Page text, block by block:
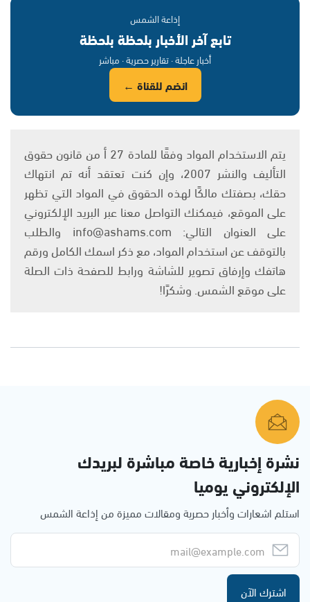
إذاعة الشمس
تابع آخر الأخبار بلحظة بلحظة
أخبار عاجلة · تقارير حصرية · مباشر
انضم للقناة ←
يتم الاستخدام المواد وفقًا للمادة 27 أ من قانون حقوق
التأليف والنشر 2007، وإن كنت تعتقد أنه تم انتهاك
حقك، بصفتك مالكًا لهذه الحقوق في المواد التي تظهر
على الموقع، فيمكنك التواصل معنا عبر البريد الإلكتروني
على العنوان التالي: info@ashams.com والطلب
بالتوقف عن استخدام المواد، مع ذكر اسمك الكامل ورقم
هاتفك وإرفاق تصوير للشاشة ورابط للصفحة ذات الصلة
على موقع الشمس. وشكرًا!
نشرة إخبارية خاصة مباشرة لبريدك
الإلكتروني يوميا
استلم اشعارات وأخبار حصرية ومقالات مميزة من إذاعة الشمس
اشترك الآن